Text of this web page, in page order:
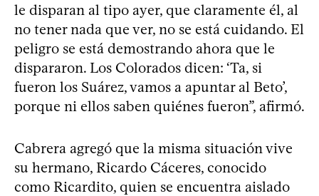
le disparan al tipo ayer, que claramente él, al
no tener nada que ver, no se está cuidando. El
peligro se está demostrando ahora que le
dispararon. Los Colorados dicen: ‘Ta, si
fueron los Suárez, vamos a apuntar al Beto’,
porque ni ellos saben quiénes fueron”, afirmó.
Cabrera agregó que la misma situación vive
su hermano, Ricardo Cáceres, conocido
como Ricardito, quien se encuentra aislado